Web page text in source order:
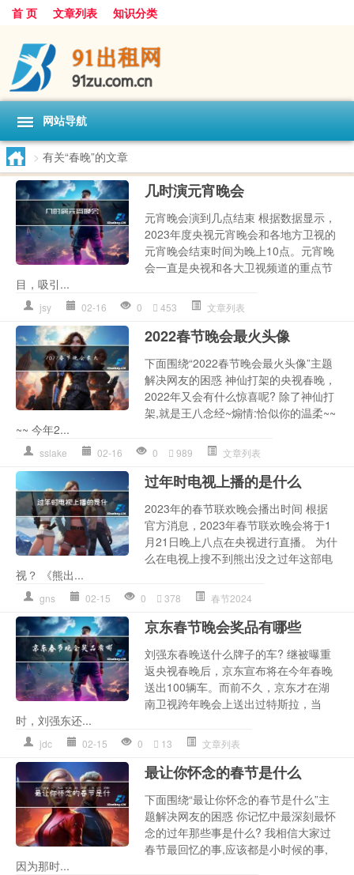
首 页 文章列表 知识分类
网站导航
> 有关“春晚”的文章
几时演元宵晚会
元宵晚会演到几点结束 根据数据显示，
2023年度央视元宵晚会和各地方卫视的
元宵晚会结束时间为晚上10点。元宵晚
会一直是央视和各大卫视频道的重点节
目，吸引...
jsy 02-16 0 453 文章列表
2022春节晚会最火头像
下面围绕“2022春节晚会最火头像”主题
解决网友的困惑 神仙打架的央视春晚，
2022年又会有什么惊喜呢? 除了神仙打
架,就是王八念经~煽情:恰似你的温柔~~
~~ 今年2...
sslake 02-16 0 989 文章列表
过年时电视上播的是什么
2023年的春节联欢晚会播出时间 根据
官方消息，2023年春节联欢晚会将于1
月21日晚上八点在央视进行直播。 为什
么在电视上搜不到熊出没之过年这部电
视？ 《熊出...
gns 02-15 0 378 春节2024
京东春节晚会奖品有哪些
刘强东春晚送什么牌子的车? 继被曝重
返央视春晚后，京东宣布将在今年春晚
送出100辆车。而前不久，京东才在湖
南卫视跨年晚会上送出过特斯拉，当
时，刘强东还...
jdc 02-15 0 13 文章列表
最让你怀念的春节是什么
下面围绕“最让你怀念的春节是什么”主
题解决网友的困惑 你记忆中最深刻最怀
念的过年那些事是什么? 我相信大家过
春节最回忆的事,应该都是小时候的事,
因为那时...